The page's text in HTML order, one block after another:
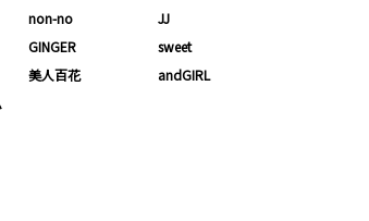
non-no
JJ
GINGER
sweet
美人百花
andGIRL